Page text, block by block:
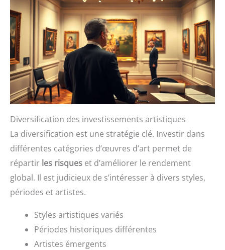
Diversification des investissements artistiques
La diversification est une stratégie clé. Investir dans
différentes catégories d’œuvres d’art permet de
répartir les risques et d’améliorer le rendement
global. Il est judicieux de s’intéresser à divers styles,
périodes et artistes.
Styles artistiques variés
Périodes historiques différentes
Artistes émergents